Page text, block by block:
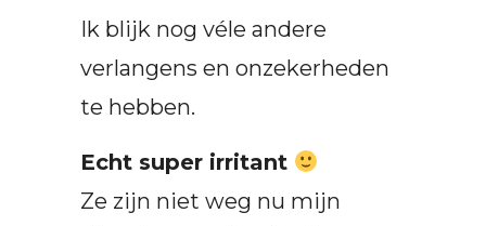
Ik blijk nog véle andere
verlangens en onzekerheden
te hebben.
Echt super irritant
Ze zijn niet weg nu mijn